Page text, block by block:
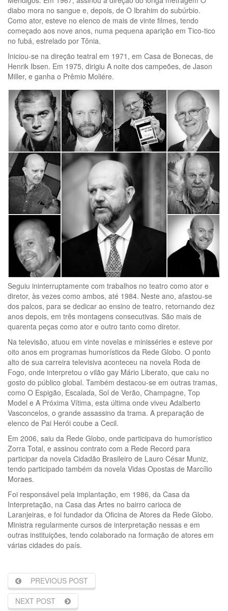
diabo mora no sangue e, depois, de O Ibrahim do subúrbio.
Como ator, esteve no elenco de mais de vinte filmes, tendo
começado aos nove anos, numa pequena aparição em Tico-tico
no fubá, estrelado por Tônia.
Iniciou-se na direção teatral em 1971, em Casa de Bonecas, de
Henrik Ibsen. Em 1975, dirigiu A noite dos campeões, de Jason
Miller, e ganha o Prêmio Moliére.
Seguiu ininterruptamente com trabalhos no teatro como ator e
diretor, às vezes como ambos, até 1984. Neste ano, afastou-se
dos palcos, para se dedicar ao ensino de teatro, retornando dez
anos depois, em três montagens consecutivas. São mais de
quarenta peças como ator e outro tanto como diretor.
Na televisão, atuou em vinte novelas e minisséries e esteve por
oito anos em programas humorísticos da Rede Globo. O ponto
alto de sua carreira televisiva aconteceu na novela Roda de
Fogo, onde interpretou o vilão gay Mário Liberato, que caiu no
gosto do público global. Também destacou-se em outras tramas,
como O Espigão, Escalada, Sol de Verão, Champagne, Top
Model e A Próxima Vítima, esta última onde viveu Adalberto
Vasconcelos, o grande assassino da trama. A preparação de
elenco de Pai Herói coube a Cecil.
Em 2006, saiu da Rede Globo, onde participava do humorístico
Zorra Total, e assinou contrato com a Rede Record para
participar da novela Cidadão Brasileiro de Lauro César Muniz,
tendo participado também da novela Vidas Opostas de Marcílio
Moraes.
Foi responsável pela implantação, em 1986, da Casa da
Interpretação, na Casa das Artes no bairro carioca de
Laranjeiras, e foi fundador da Oficina de Atores da Rede Globo.
Ministra regularmente cursos de interpretação nessas e em
outras instituições, tendo colaborado na formação de atores em
várias cidades do país.
PREVIOUS POST
NEXT POST